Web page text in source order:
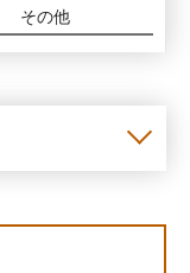
その他